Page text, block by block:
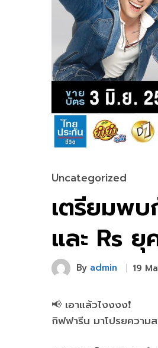
Uncategorized
เตรียมพ
และ Rs ยุ
By admin 19
📢 เอาแล้วไงงงง❗️
กิฟฟารีน มาโปรยความ